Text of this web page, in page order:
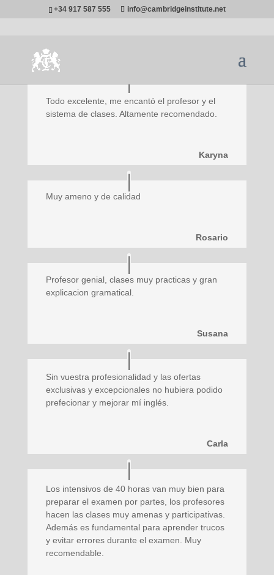
+34 917 587 555 info@cambridgeinstitute.net
Opiniones
Todo excelente, me encantó el profesor y el
sistema de clases. Altamente recomendado.
Karyna
Muy ameno y de calidad
Rosario
Profesor genial, clases muy practicas y gran
explicacion gramatical.
Susana
Sin vuestra profesionalidad y las ofertas
exclusivas y excepcionales no hubiera podido
prefecionar y mejorar mí inglés.
Carla
Los intensivos de 40 horas van muy bien para
preparar el examen por partes, los profesores
hacen las clases muy amenas y participativas.
Además es fundamental para aprender trucos
y evitar errores durante el examen. Muy
recomendable.